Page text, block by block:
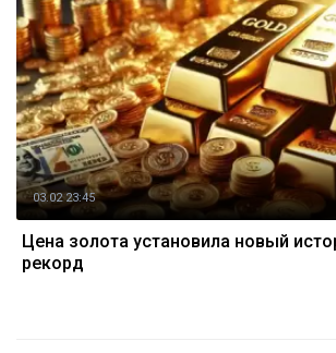
03.02 23:45
Цена золота установила новый
рекорд